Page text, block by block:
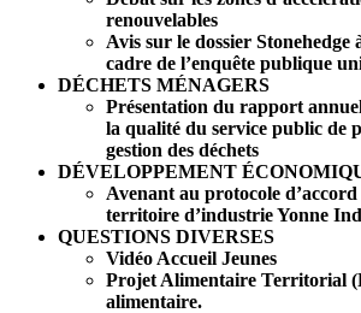
renouvelables
Avis sur le dossier Stonehedge
cadre de l’enquête publique
DÉCHETS MÉNAGERS
Présentation du rapport
la qualité du service public de
gestion des déchets
DÉVELOPPEMENT
Avenant au protocole d’accord
territoire d’industrie Yonne
QUESTIONS DIVERSES
Vidéo Accueil Jeunes
Projet Alimentaire Territorial
alimentaire.